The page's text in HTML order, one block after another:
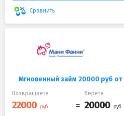
Сравнить
Мгновенный займ 20000 руб
Возвращаете Берете